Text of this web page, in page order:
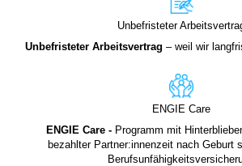
Unbefristeter
Unbefristeter Arbeitsvertrag – weil wir
ENGIE Care
ENGIE Care - Programm mit
bezahlter Partner:innenzeit nach Geburt